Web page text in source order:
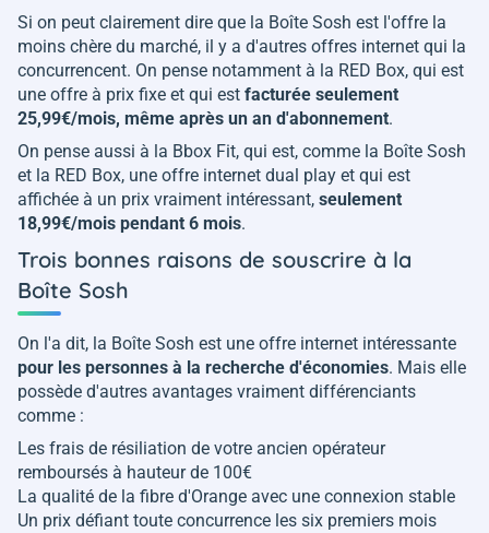
Si on peut clairement dire que la Boîte Sosh est l'offre la
moins chère du marché, il y a d'autres offres internet qui la
concurrencent. On pense notamment à la RED Box, qui est
une offre à prix fixe et qui est facturée seulement
25,99€/mois, même après un an d'abonnement.
On pense aussi à la Bbox Fit, qui est, comme la Boîte Sosh
et la RED Box, une offre internet dual play et qui est
affichée à un prix vraiment intéressant, seulement
18,99€/mois pendant 6 mois.
Trois bonnes raisons de souscrire à la
Boîte Sosh
On l'a dit, la Boîte Sosh est une offre internet intéressante
pour les personnes à la recherche d'économies. Mais elle
possède d'autres avantages vraiment différenciants
comme :
Les frais de résiliation de votre ancien opérateur
remboursés à hauteur de 100€
La qualité de la fibre d'Orange avec une connexion stable
Un prix défiant toute concurrence les six premiers mois